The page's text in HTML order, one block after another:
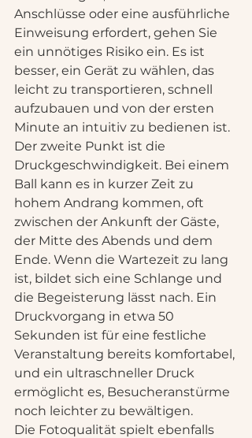
Anschlüsse oder eine ausführliche
Einweisung erfordert, gehen Sie
ein unnötiges Risiko ein. Es ist
besser, ein Gerät zu wählen, das
leicht zu transportieren, schnell
aufzubauen und von der ersten
Minute an intuitiv zu bedienen ist.
Der zweite Punkt ist die
Druckgeschwindigkeit. Bei einem
Ball kann es in kurzer Zeit zu
hohem Andrang kommen, oft
zwischen der Ankunft der Gäste,
der Mitte des Abends und dem
Ende. Wenn die Wartezeit zu lang
ist, bildet sich eine Schlange und
die Begeisterung lässt nach. Ein
Druckvorgang in etwa 50
Sekunden ist für eine festliche
Veranstaltung bereits komfortabel,
und ein ultraschneller Druck
ermöglicht es, Besucheranstürme
noch leichter zu bewältigen.
Die Fotoqualität spielt ebenfalls